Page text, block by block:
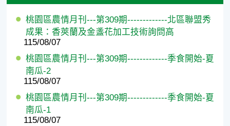
桃園區農情月刊---第309期-------------北區聯盟秀
成果：香莢蘭及金盞花加工技術詢問高
115/08/07
桃園區農情月刊---第309期-------------季食開始-夏
南瓜-2
115/08/07
桃園區農情月刊---第309期-------------季食開始-夏
南瓜-1
115/08/07